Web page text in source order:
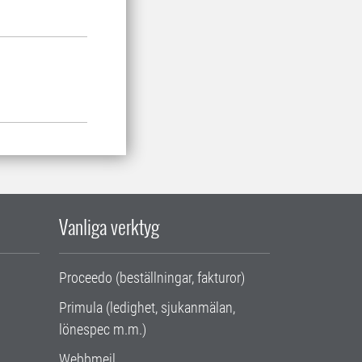
Vanliga verktyg
Proceedo (beställningar, fakturor)
Primula (ledighet, sjukanmälan,
lönespec m.m.)